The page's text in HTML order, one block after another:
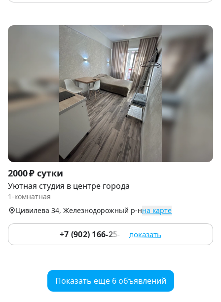
Item
1
of
2000 ₽ сутки
Уютная студия в центре города
1-комнатная
Цивилева 34, Железнодорожный р-нна карте
+7 (902) 166-25-10 показать
Показать еще 6 объявлений